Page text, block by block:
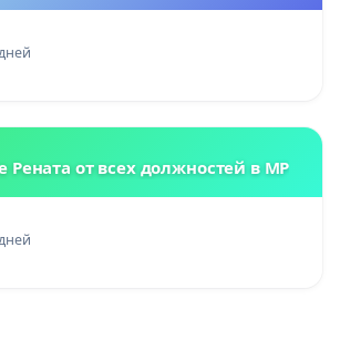
Рената от всех должностей в МР